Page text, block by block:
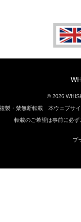
© 2026
製・禁無断転載 本ウェブサ
転載のご希望は事前に必
プ